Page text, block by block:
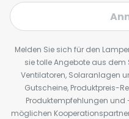
Melden Sie sich für den
sie tolle Angebote aus dem
Ventilatoren, Solaranlagen
Gutscheine, Produktpreis-
Produktempfehlungen
möglichen